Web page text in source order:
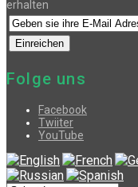
erhalten
Folge uns
Facebook
Twiiter
YouTube